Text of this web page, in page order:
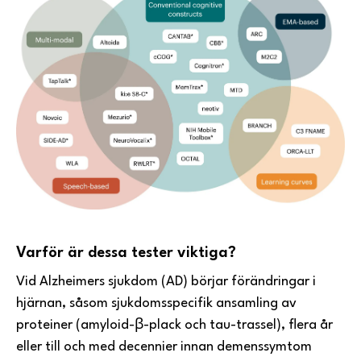
Varför är dessa tester viktiga?
Vid Alzheimers sjukdom (AD) börjar förändringar i
hjärnan, såsom sjukdomsspecifik ansamling av
proteiner (amyloid-β-plack och tau-trassel), flera år
eller till och med decennier innan demenssymtom